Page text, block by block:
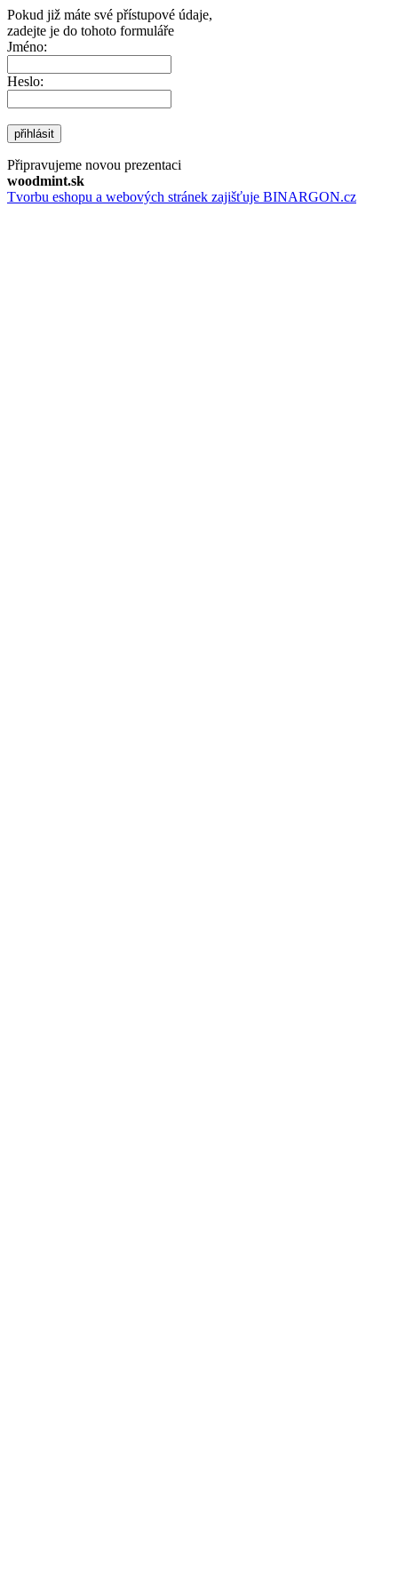
Pokud již máte své přístupové údaje,
zadejte je do tohoto formuláře
Jméno:
Heslo:
přihlásit
Připravujeme novou prezentaci
woodmint.sk
Tvorbu eshopu a webových stránek zajišťuje BINARGON.cz